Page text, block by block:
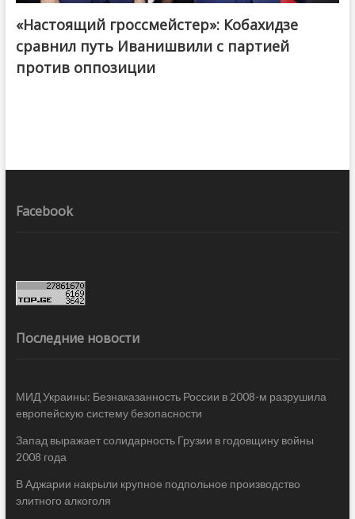
@ქართული ოცნება / Georgian Dream
«Настоящий гроссмейстер»: Кобахидзе
сравнил путь Иванишвили с партией
против оппозиции
Facebook
Последние новости
МИД Украины: Безнаказанность России в 2008-м разрушила
европейскую систему безопасности
Запад выражает солидарность Грузии в годовщину войны
2008 года
В Аджарии накрыли крупное подпольное производство
элитного алкоголя